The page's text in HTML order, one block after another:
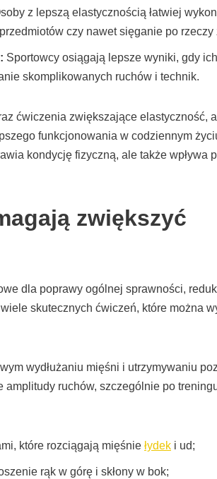
z lepszą elastycznością łatwiej
czy nawet sięganie po rzeczy
Sportowcy osiągają lepsze wyniki, gdy
skomplikowanych ruchów i technik.
ćwiczenia zwiększające elastyczność,
funkcjonowania w codziennym
kondycję fizyczną, ale także wpływa
zwiększyć
dla poprawy ogólnej sprawności,
skutecznych ćwiczeń, które można
wydłużaniu mięśni i utrzymywaniu
amplitudy ruchów, szczególnie po
które rozciągają mięśnie łydek i ud;
rąk w górę i skłony w bok;